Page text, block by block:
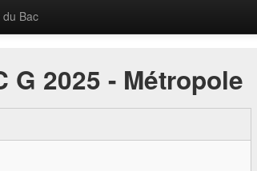
du Bac
2025 - Métropole